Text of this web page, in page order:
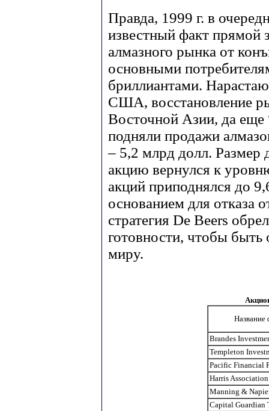
Правда, 1999 г. в
известный факт прямой
алмазного рынка от
основными
бриллиантами.
США, восстановление
Восточной Азии, да еще
подняли продажи
– 5,2 млрд долл. Размер
акцию вернулся к
акций приподнялся до
основанием для отказа
стратегия De Beers
готовности, чтобы быть
миру.
Название
Brandes
Templeton
Pacific Financial
Harris Association
Manning &
Capital Guardian